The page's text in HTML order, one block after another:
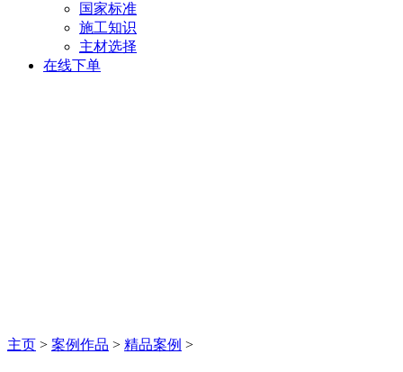
国家标准
施工知识
主材选择
在线下单
主页 > 案例作品 > 精品案例 >